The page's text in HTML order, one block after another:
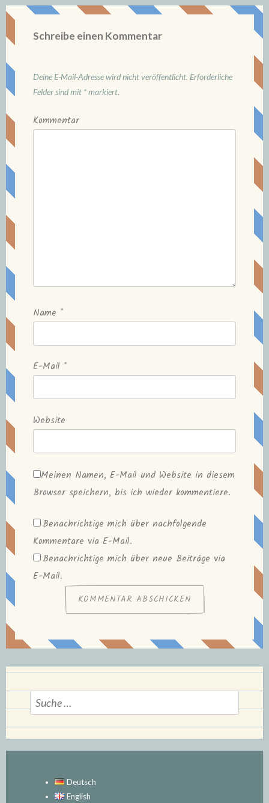
Schreibe einen Kommentar
Deine E-Mail-Adresse wird nicht veröffentlicht. Erforderliche
Felder sind mit *markiert.
Kommentar
Name *
E-Mail *
Website
Meinen Namen, E-Mail und Website in diesem
Browser speichern, bis ich wieder kommentiere.
Benachrichtige mich über nachfolgende
Kommentare via E-Mail.
Benachrichtige mich über neue Beiträge via
E-Mail.
Suche
nach:
Deutsch
English